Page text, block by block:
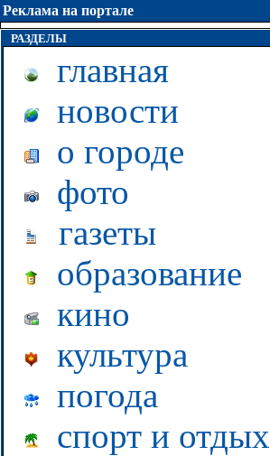
Реклама на портале
РАЗДЕЛЫ
главная
новости
о городе
фото
газеты
образование
кино
культура
погода
спорт и отдых